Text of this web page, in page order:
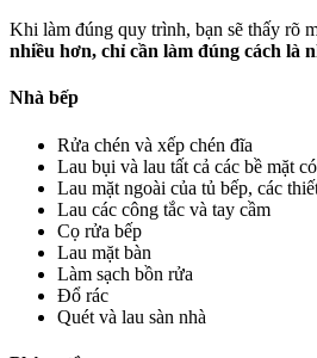
panel
panel
panel
Khi làm đúng quy trình, bạn sẽ thấy rõ
nhiều hơn, chỉ cần làm đúng cách là
Nhà bếp
Rửa chén và xếp chén đĩa
Lau bụi và lau tất cả các bề mặt
Lau mặt ngoài của tủ bếp, các
Lau các công tắc và tay cầm
Cọ rửa bếp
Lau mặt bàn
Làm sạch bồn rửa
Đổ rác
Quét và lau sàn nhà